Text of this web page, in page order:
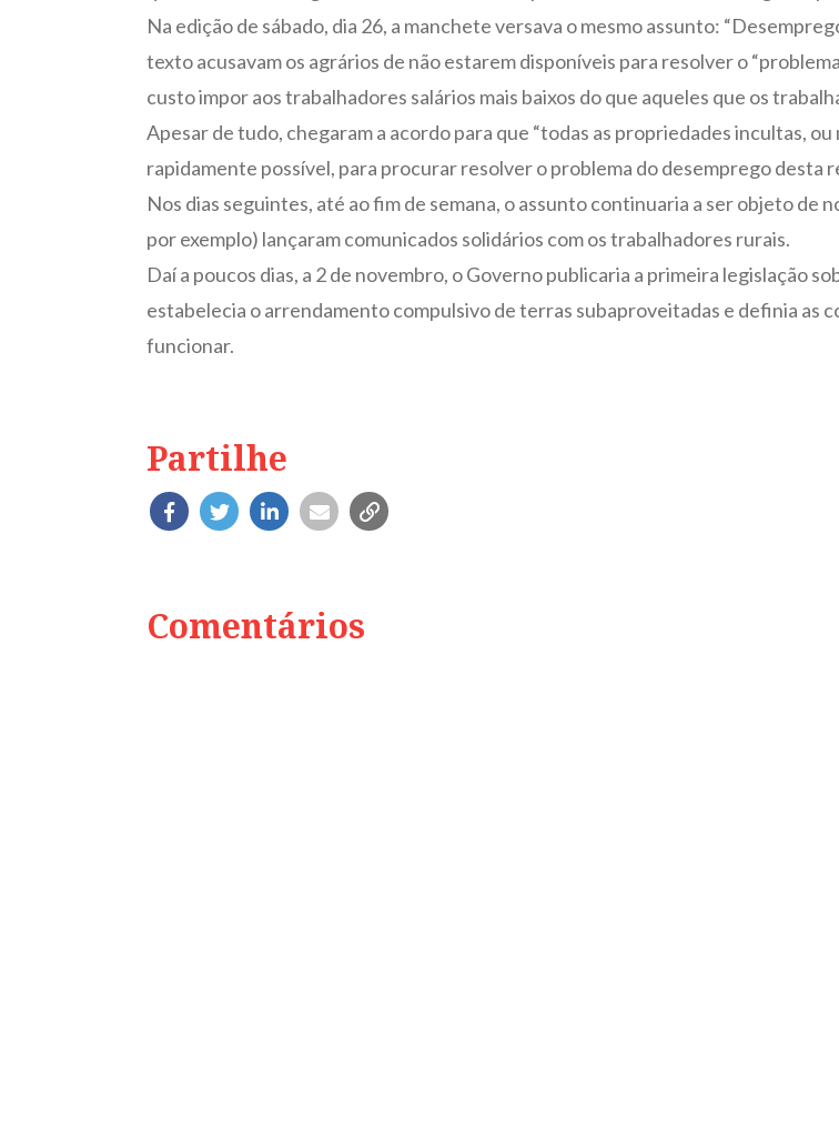
Na edição de sábado, dia 26, a manchete versava o mesmo assunto:
texto acusavam os agrários de não estarem disponíveis para resolver o
custo impor aos trabalhadores salários mais baixos do que aqueles que os
Apesar de tudo, chegaram a acordo para que “todas as propriedades incultas,
rapidamente possível, para procurar resolver o problema do desemprego desta
Nos dias seguintes, até ao fim de semana, o assunto continuaria a ser objeto de
por exemplo) lançaram comunicados solidários com os trabalhadores rurais.
Daí a poucos dias, a 2 de novembro, o Governo publicaria a primeira legislação
estabelecia o arrendamento compulsivo de terras subaproveitadas e definia as
funcionar.
Partilhe
Comentários